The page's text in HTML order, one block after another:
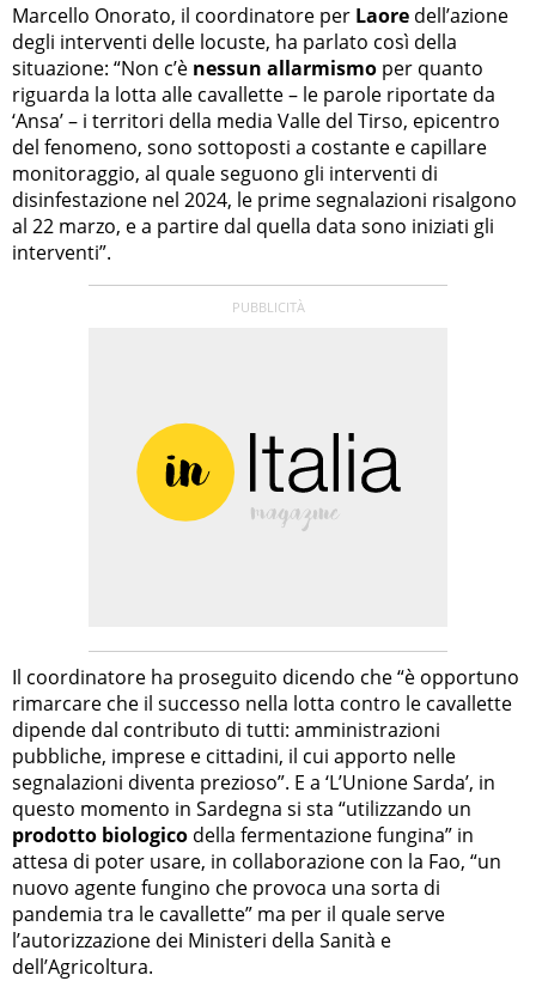
Marcello Onorato, il coordinatore per Laore dell’azione
degli interventi delle locuste, ha parlato così della
situazione: “Non c’è nessun allarmismo per quanto
riguarda la lotta alle cavallette – le parole riportate da
‘Ansa’ – i territori della media Valle del Tirso, epicentro
del fenomeno, sono sottoposti a costante e capillare
monitoraggio, al quale seguono gli interventi di
disinfestazione nel 2024, le prime segnalazioni risalgono
al 22 marzo, e a partire dal quella data sono iniziati gli
interventi”.
Il coordinatore ha proseguito dicendo che “è opportuno
rimarcare che il successo nella lotta contro le cavallette
dipende dal contributo di tutti: amministrazioni
pubbliche, imprese e cittadini, il cui apporto nelle
segnalazioni diventa prezioso”. E a ‘L’Unione Sarda’, in
questo momento in Sardegna si sta “utilizzando un
prodotto biologico della fermentazione fungina” in
attesa di poter usare, in collaborazione con la Fao, “un
nuovo agente fungino che provoca una sorta di
pandemia tra le cavallette” ma per il quale serve
l’autorizzazione dei Ministeri della Sanità e
dell’Agricoltura.